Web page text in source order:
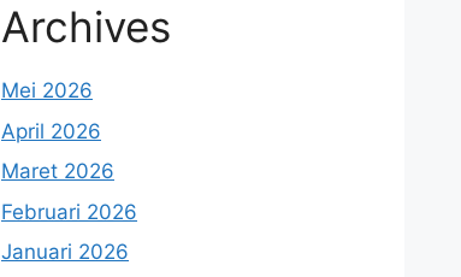
Archives
Mei 2026
April 2026
Maret 2026
Februari 2026
Januari 2026